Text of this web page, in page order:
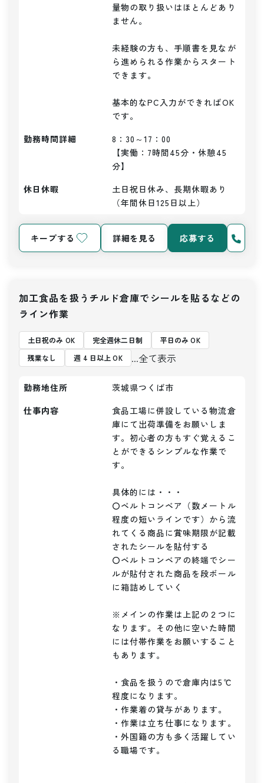
量物の取り扱いはほとんどあり
ません。
未経験の方も、手順書を見なが
ら進められる作業からスタート
できます。
基本的なPC入力ができればOK
勤務時間詳細
8：30～17：00
【実働：7時間45分・休憩45
分】
休日休暇
土日祝日休み、長期休暇あり
（年間休日125日以上）
キープする 詳細を見る 応募する
加工食品を扱うチルド倉庫でシールを貼るなどの
ライン作業
土日祝のみ OK 完全週休二日制
平日のみ OK
残業なし
週 4 日以上 OK ...全て表示
勤務地住所
茨城県つくば市
仕事内容
食品工場に併設している物流倉
庫にて出荷準備をお願いしま
す。初心者の方もすぐ覚えるこ
とができるシンプルな作業で
す。
具体的には・・・
〇ベルトコンベア（数メートル
程度の短いラインです）から流
れてくる商品に賞味期限が記載
されたシールを貼付する
〇ベルトコンベアの終端でシー
ルが貼付された商品を段ボール
に箱詰めしていく
※メインの作業は上記の２つに
なります。その他に空いた時間
には付帯作業をお願いすること
もあります。
・食品を扱うので倉庫内は5℃
程度になります。
・作業着の貸与があります。
・作業は立ち仕事になります。
・外国籍の方も多く活躍してい
る職場です。